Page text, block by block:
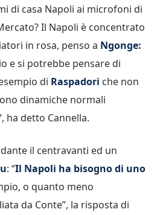
di casa Napoli ai microfoni di
Il Napoli è concentrato
in rosa, penso a Ngonge:
e si potrebbe pensare di
di Raspadori che non
dinamiche normali
ha detto Cannella.
il centravanti ed un
: “Il Napoli ha bisogno di uno
o quanto meno
da Conte”, la risposta di